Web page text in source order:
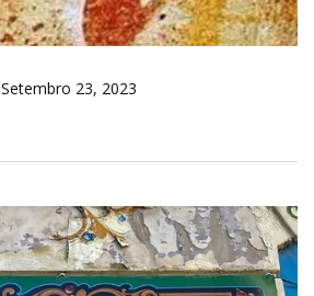
Setembro 23, 2023